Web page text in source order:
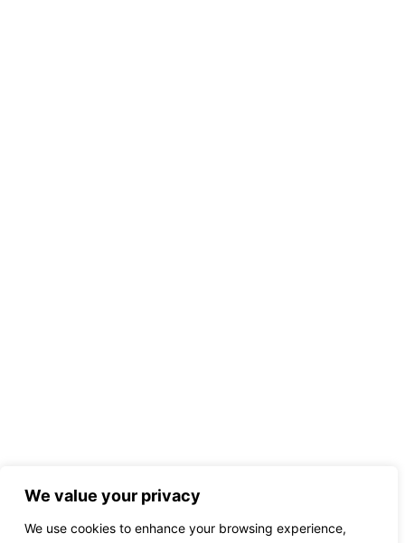
We value your privacy
We use cookies to enhance your browsing experience,